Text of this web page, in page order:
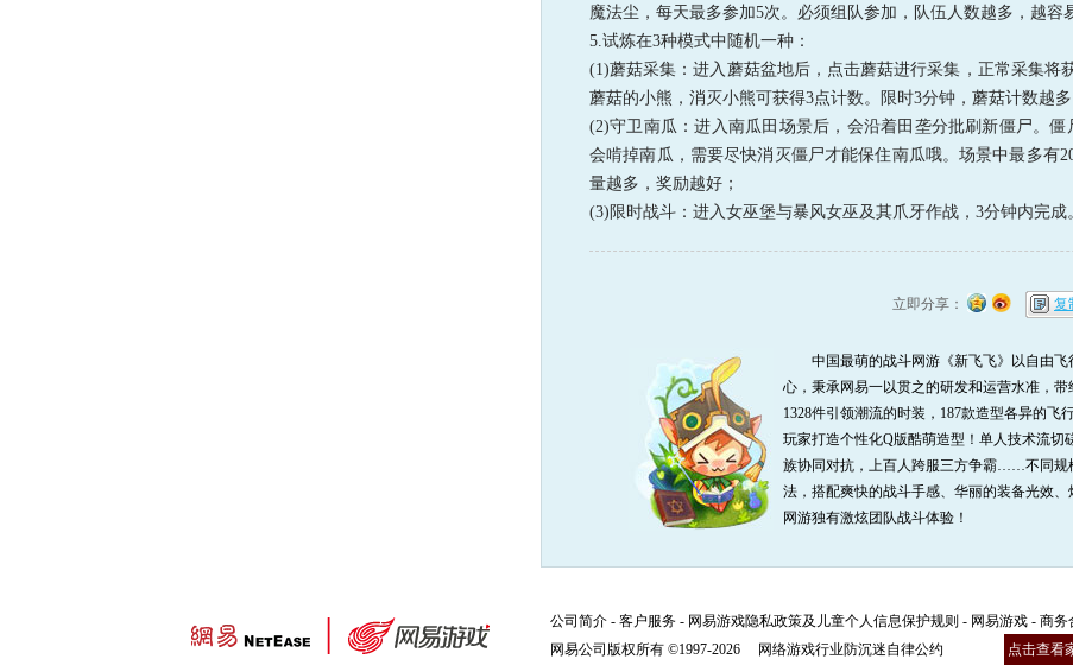
魔法尘，每天最多参加5次。必须组队参加，队伍人数越多，越容
5.试炼在3种模式中随机一种：
(1)蘑菇采集：进入蘑菇盆地后，点击蘑菇进行采集，正常采集将
蘑菇的小熊，消灭小熊可获得3点计数。限时3分钟，蘑菇计数越
(2)守卫南瓜：进入南瓜田场景后，会沿着田垄分批刷新僵尸。
会啃掉南瓜，需要尽快消灭僵尸才能保住南瓜哦。场景中最多有
量越多，奖励越好；
(3)限时战斗：进入女巫堡与暴风女巫及其爪牙作战，3分钟内完成
立即分享： 复
中国最萌的战斗网游《新飞飞》以自由飞
心，秉承网易一以贯之的研发和运营水准，带
1328件引领潮流的时装，187款造型各异的
玩家打造个性化Q版酷萌造型！单人技术流切
族协同对抗，上百人跨服三方争霸……不同规
法，搭配爽快的战斗手感、华丽的装备光效
网游独有激炫团队战斗体验！
公司简介 - 客户服务 - 网易游戏隐私政策及儿童个人信息保护规则 - 网易游戏 - 商务
网易公司版权所有 ©1997-2026
点击查看
网络游戏行业防沉迷自律公约